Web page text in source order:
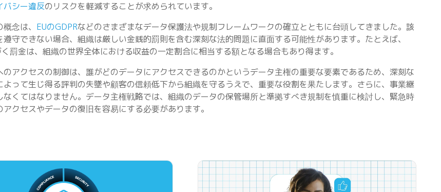
バシー違反のリスクを軽減することが求められています。
念は、 EUのGDPRなどのさまざまなデータ保護法や規制フレームワークの確立とともに台頭してきました。該
遵守できない場合、組織は厳しい金銭的罰則を含む深刻な法的問題に直面する可能性があります。たとえば、
罰金は、組織の世界全体における収益の一定割合に相当する額となる場合もあり得ます。
のアクセスの制御は、誰がどのデータにアクセスできるのかというデータ主権の重要な要素であるため、深刻な
よって生じ得る評判の失墜や顧客の信頼低下から組織を守るうえで、重要な役割を果たします。さらに、事業継
なくてはなりません。データ主権戦略では、組織のデータの保管場所と準拠すべき規制を慎重に検討し、緊急時
アクセスやデータの復旧を容易にする必要があります。